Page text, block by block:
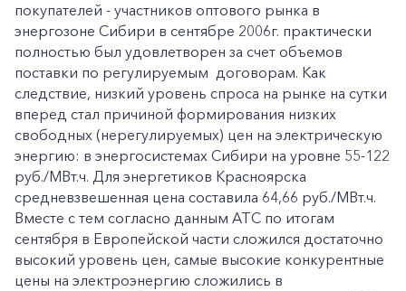
покупателей - участников оптового рынка в
энергозоне Сибири в сентябре 2006г. практически
полностью был удовлетворен за счет объемов
поставки по регулируемым договорам. Как
следствие, низкий уровень спроса на рынке на сутки
вперед стал причиной формирования низких
свободных (нерегулируемых) цен на электрическую
энергию: в энергосистемах Сибири на уровне 55-122
руб./МВт.ч. Для энергетиков Красноярска
средневзвешенная цена составила 64,66 руб./МВт.ч.
Вместе с тем согласно данным АТС по итогам
сентября в Европейской части сложился достаточно
высокий уровень цен, самые высокие конкурентные
цены на электроэнергию сложились в